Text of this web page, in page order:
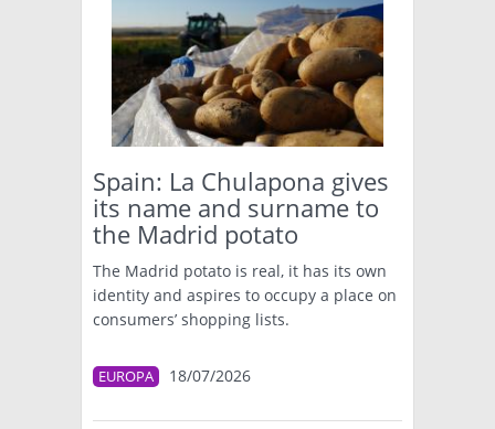
Spain: La Chulapona gives
its name and surname to
the Madrid potato
The Madrid potato is real, it has its own
identity and aspires to occupy a place on
consumers’ shopping lists.
EUROPA 18/07/2026